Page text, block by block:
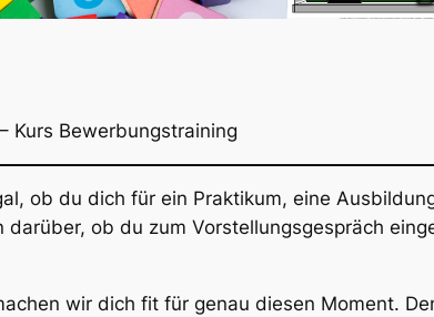
– Kurs Bewerbungstraining
ob du dich für ein Praktikum, eine
ob du zum Vorstellungsgespräch
wir dich fit für genau diesen Moment.